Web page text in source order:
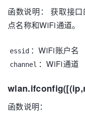
函数说明： 获取接
点名称和WiFi通道。
essid ：WiFi账户名
channel ：WiFi通道
函数说明：